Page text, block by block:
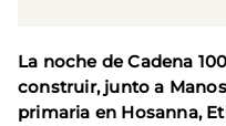
La noche de Cadena
construir, junto a
primaria en Hosanna,